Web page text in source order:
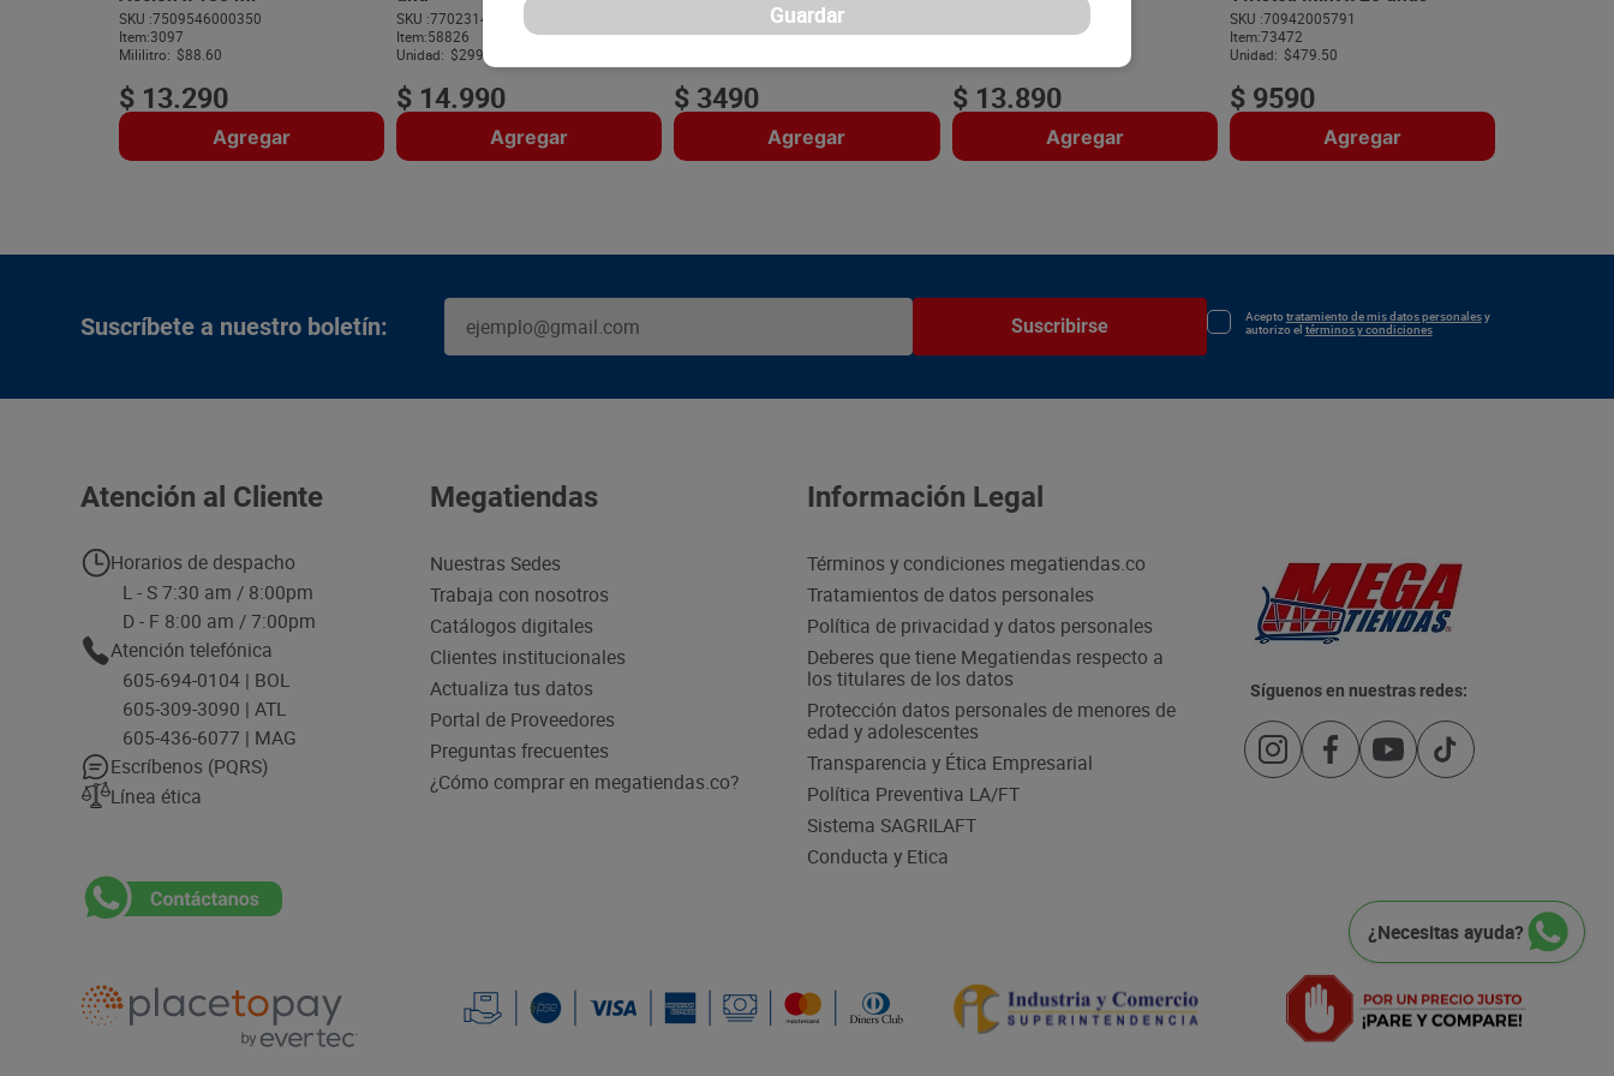
¿Necesitas ayuda?
SKU :7509546000350
Item:3097
Mililitro: $88.60
$ 13.290
Agregar
SKU :7702314451303
Item:58826
Unidad: $2998.00
$ 14.990
Agregar
3014260833176
Item:47802
$ 3490
Agregar
Item:47903
$ 13.890
Agregar
SKU :70942005791
Item:73472
Unidad: $479.50
$ 9590
Agregar
Suscríbete a nuestro boletín: Suscribirse Aceptotratamiento de mis datos personalesy
autorizo el términos y condiciones
Atención al Cliente
Horarios de despacho
L - S 7:30 am / 8:00pm
D - F 8:00 am / 7:00pm
Atención telefónica
605-694-0104 | BOL
605-309-3090 | ATL
605-436-6077 | MAG
Escríbenos (PQRS)
Línea ética
Megatiendas
Nuestras Sedes
Trabaja con nosotros
Catálogos digitales
Clientes institucionales
Actualiza tus datos
Portal de Proveedores
Preguntas frecuentes
¿Cómo comprar en megatiendas.co?
Información Legal
Términos y condiciones megatiendas.co
Tratamientos de datos personales
Política de privacidad y datos personales
Deberes que tiene Megatiendas respecto a
los titulares de los datos
Protección datos personales de menores de
edad y adolescentes
Transparencia y Ética Empresarial
Política Preventiva LA/FT
Sistema SAGRILAFT
Conducta y Etica
Síguenos en nuestras redes:
Guardar